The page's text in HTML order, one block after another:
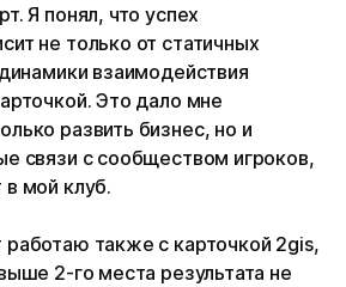
Я понял, что успех
не только от статичных
взаимодействия
Это дало мне
развить бизнес, но и
связи с сообществом игроков,
мой клуб.
также с карточкой 2gis,
2-го места результата не